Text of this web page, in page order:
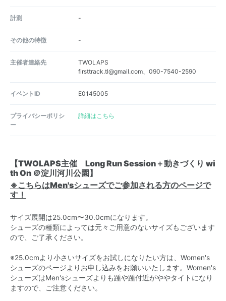
計測 -
その他の特徴 -
主催者連絡先
TWOLAPS
firsttrack.tl@gmail.com、090-7540-2590
イベントID E0145005
プライバシーポリシ
ー
詳細はこちら
【TWOLAPS主催 Long Run Session＋動きづくり wi
th On ＠淀川河川公園】
※こちらはMen'sシューズでご参加される方のページで
す！
サイズ展開は25.0cm〜30.0cmになります。
シューズの種類によっては元々ご用意のないサイズもございます
ので、ご了承ください。
※25.0cmより小さいサイズをお試しになりたい方は、Women's
シューズのページよりお申し込みをお願いいたします。Women's
シューズはMen'sシューズよりも踵や踵付近がややタイトになり
ますので、ご注意ください。